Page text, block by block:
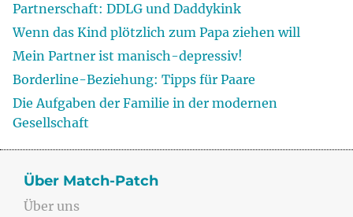
Partnerschaft: DDLG und Daddykink
Wenn das Kind plötzlich zum Papa ziehen will
Mein Partner ist manisch-depressiv!
Borderline-Beziehung: Tipps für Paare
Die Aufgaben der Familie in der modernen
Gesellschaft
Über Match-Patch
Über uns